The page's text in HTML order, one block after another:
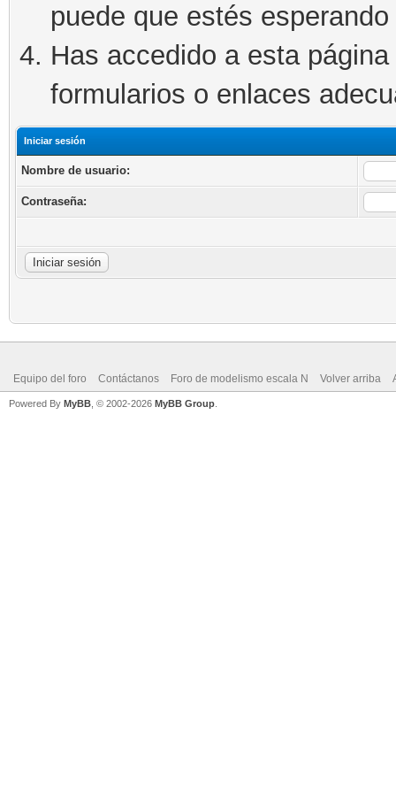
puede que estés
Has accedido a esta
formularios o enlaces
Iniciar sesión
Nombre de usuario:
Contraseña:
Equipo del foro Contáctanos Foro de modelismo escala N Volver arriba
Powered By MyBB , © 2002-2026 MyBB Group